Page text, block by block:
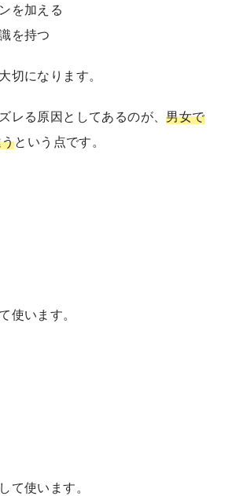
を加える
を持つ
切になります。
レる原因としてあるのが、男女で
という点です。
使います。
て使います。